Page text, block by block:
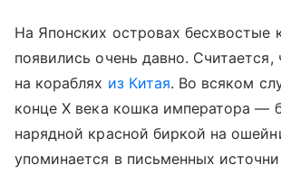
На Японских островах бесхвостые
появились очень давно. Считается,
на кораблях из Китая. Во всяком
конце X века кошка императора —
нарядной красной биркой на
упоминается в письменных